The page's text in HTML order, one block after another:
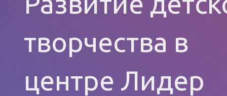
творчества в
центре Лидер